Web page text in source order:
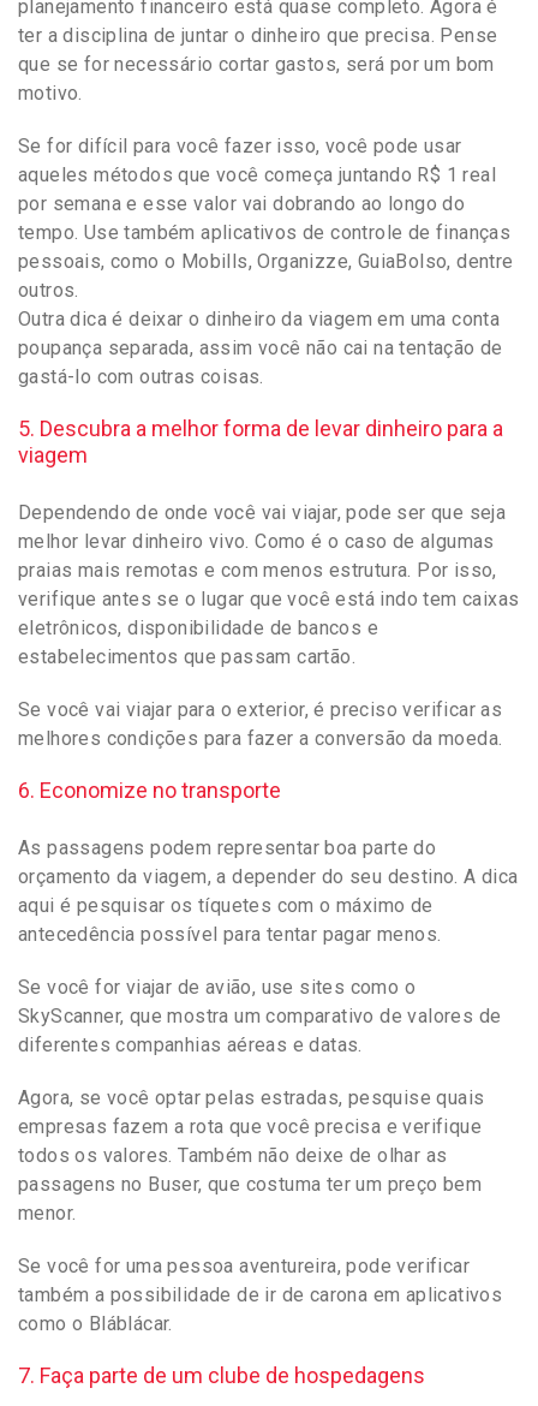
planejamento financeiro está quase completo. Agora é
ter a disciplina de juntar o dinheiro que precisa. Pense
que se for necessário cortar gastos, será por um bom
motivo.
Se for difícil para você fazer isso, você pode usar
aqueles métodos que você começa juntando R$ 1 real
por semana e esse valor vai dobrando ao longo do
tempo. Use também aplicativos de controle de finanças
pessoais, como o Mobills, Organizze, GuiaBolso, dentre
outros.
Outra dica é deixar o dinheiro da viagem em uma conta
poupança separada, assim você não cai na tentação de
gastá-lo com outras coisas.
5. Descubra a melhor forma de levar dinheiro para a
viagem
Dependendo de onde você vai viajar, pode ser que seja
melhor levar dinheiro vivo. Como é o caso de algumas
praias mais remotas e com menos estrutura. Por isso,
verifique antes se o lugar que você está indo tem caixas
eletrônicos, disponibilidade de bancos e
estabelecimentos que passam cartão.
Se você vai viajar para o exterior, é preciso verificar as
melhores condições para fazer a conversão da moeda.
6. Economize no transporte
As passagens podem representar boa parte do
orçamento da viagem, a depender do seu destino. A dica
aqui é pesquisar os tíquetes com o máximo de
antecedência possível para tentar pagar menos.
Se você for viajar de avião, use sites como o
SkyScanner, que mostra um comparativo de valores de
diferentes companhias aéreas e datas.
Agora, se você optar pelas estradas, pesquise quais
empresas fazem a rota que você precisa e verifique
todos os valores. Também não deixe de olhar as
passagens no Buser, que costuma ter um preço bem
menor.
Se você for uma pessoa aventureira, pode verificar
também a possibilidade de ir de carona em aplicativos
como o Bláblácar.
7. Faça parte de um clube de hospedagens